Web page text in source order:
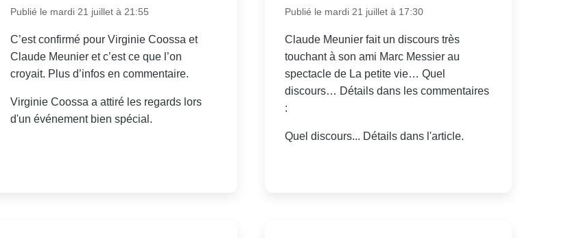
Publié le mardi 21 juillet à 21:55
C’est confirmé pour Virginie Coossa et
Claude Meunier et c’est ce que l’on
croyait. Plus d’infos en commentaire.
Virginie Coossa a attiré les regards lors
d'un événement bien spécial.
Publié le mardi 21 juillet à 17:30
Claude Meunier fait un discours très
touchant à son ami Marc Messier au
spectacle de La petite vie… Quel
discours… Détails dans les commentaires
:
Quel discours... Détails dans l'article.